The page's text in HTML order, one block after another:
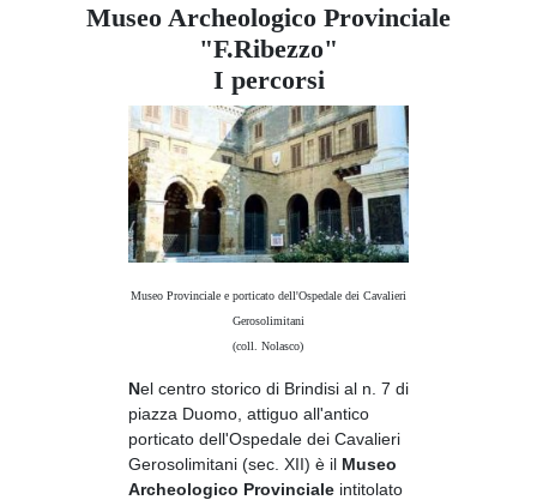
Museo Archeologico Provinciale
"F.Ribezzo"
I percorsi
Museo Provinciale e porticato dell'Ospedale dei Cavalieri
Gerosolimitani
(coll. Nolasco)
Nel centro storico di Brindisi al n. 7 di
piazza Duomo, attiguo all'antico
porticato dell'Ospedale dei Cavalieri
Gerosolimitani (sec. XII) è il Museo
Archeologico Provinciale intitolato